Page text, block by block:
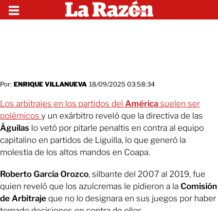
Por: ENRIQUE VILLANUEVA 18/09/2025 03:58:34
Los arbitrajes en los partidos del América suelen ser
polémicos y un exárbitro reveló que la directiva de las
Águilas lo vetó por pitarle penaltis en contra al equipo
capitalino en partidos de Liguilla, lo que generó la
molestia de los altos mandos en Coapa.
Roberto García Orozco, silbante del 2007 al 2019, fue
quien reveló que los azulcremas le pidieron a la Comisión
de Arbitraje que no lo designara en sus juegos por haber